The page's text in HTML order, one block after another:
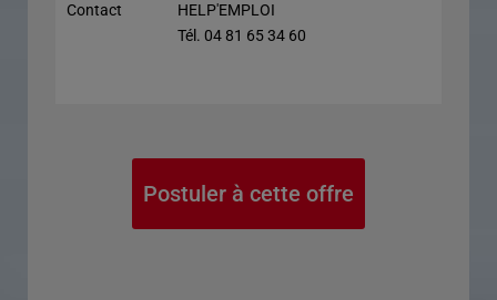
Contact
HELP'EMPLOI
Tél. 04 81 65 34 60
Postuler à cette offre